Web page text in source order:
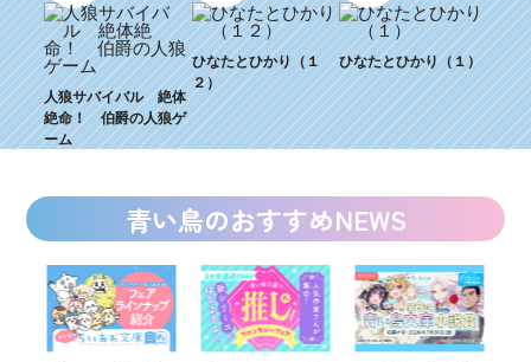
人狼サバイバル 絶体
絶命！ 伯爵の人狼ゲ
ーム
ひなたとひかり（１
２）
ひなたとひかり（１）
青い鳥のおすすめNEWS